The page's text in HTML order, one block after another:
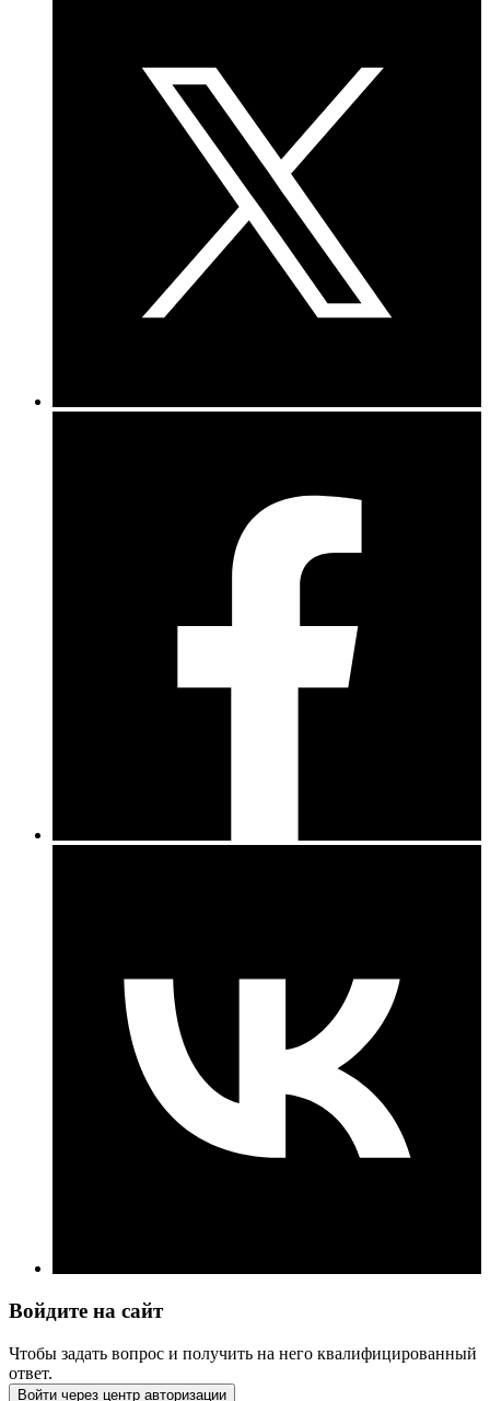
Войдите на сайт
Чтобы задать вопрос и получить на него квалифицированный
ответ.
Войти через центр авторизации